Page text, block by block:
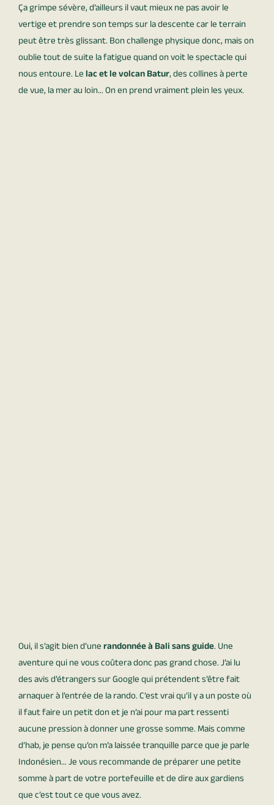
Ça grimpe sévère, d’ailleurs il vaut mieux ne pas avoir le
vertige et prendre son temps sur la descente car le terrain
peut être très glissant. Bon challenge physique donc, mais on
oublie tout de suite la fatigue quand on voit le spectacle qui
nous entoure. Lelac et le volcan Batur, des collines à perte
de vue, la mer au loin… On en prend vraiment plein les yeux.
Oui, il s’agit bien d’unerandonnée à Bali sans guide. Une
aventure qui ne vous coûtera donc pas grand chose. J’ai lu
des avis d’étrangers sur Google qui prétendent s’être fait
arnaquer à l’entrée de la rando. C’est vrai qu’il y a un poste où
il faut faire un petit don et je n’ai pour ma part ressenti
aucune pression à donner une grosse somme. Mais comme
d’hab, je pense qu’on m’a laissée tranquille parce que je parle
Indonésien… Je vous recommande de préparer une petite
somme à part de votre portefeuille et de dire aux gardiens
que c’est tout ce que vous avez.